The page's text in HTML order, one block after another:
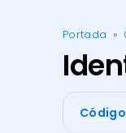
Portada »